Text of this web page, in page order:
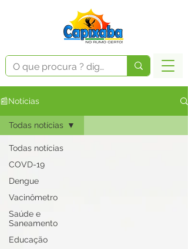
📰Notícias
Todas notícias
COVD-19
Dengue
Vacinômetro
Saúde e
Saneamento
Educação
Todas notícias